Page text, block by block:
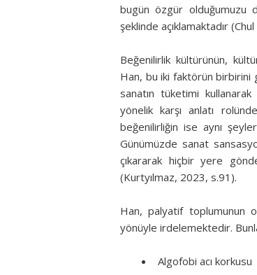
bugün özgür olduğumuzu
şeklinde açıklamaktadır
Beğenilirlik kültürünün,
Han, bu iki faktörün birbirini
sanatın tüketimi kullanarak
yönelik karşı anlatı
beğenilirliğin ise aynı
Günümüzde sanat
çıkararak hiçbir yere
(Kurtyılmaz, 2023, s.91).
Han, palyatif toplumunun
yönüyle irdelemektedir.
Algofobi acı korkusu